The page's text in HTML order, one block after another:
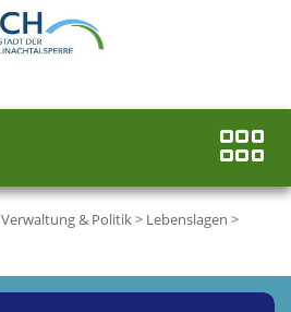
Verwaltung & Politik> Lebenslagen >